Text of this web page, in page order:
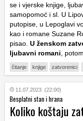
se i vjerske knjige,
samopomoć i sl. U
putopise, u Lepoglavi
kao i romane Suzane
pisao. U ženskom
ljubavni romani ,
čitanje knjige zatvorenici
11.07.2023. (22:00)
Besplatni stan i hrana
Koliko koštaju